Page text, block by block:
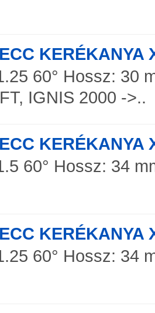
KERÉKANYA
60° Hossz: 30
IGNIS 2000 ->..
KERÉKANYA
60° Hossz: 34
KERÉKANYA
60° Hossz: 34